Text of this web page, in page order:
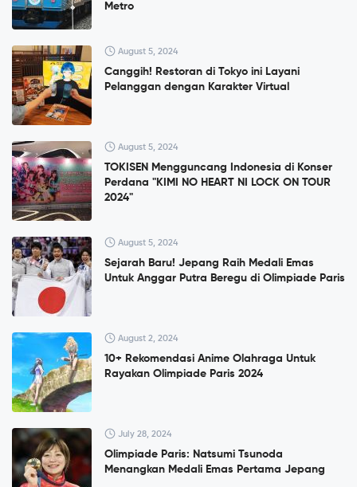
Metro
August 5, 2024
Canggih! Restoran di Tokyo ini Layani
Pelanggan dengan Karakter Virtual
August 5, 2024
TOKISEN Mengguncang Indonesia di Konser
Perdana "KIMI NO HEART NI LOCK ON TOUR
2024"
August 5, 2024
Sejarah Baru! Jepang Raih Medali Emas
Untuk Anggar Putra Beregu di Olimpiade Paris
August 2, 2024
10+ Rekomendasi Anime Olahraga Untuk
Rayakan Olimpiade Paris 2024
July 28, 2024
Olimpiade Paris: Natsumi Tsunoda
Menangkan Medali Emas Pertama Jepang